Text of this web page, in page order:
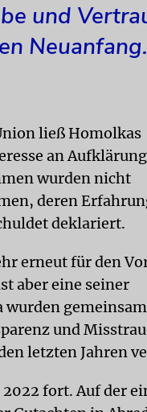
und
Neuanfang.
ließ Homolkas
an
wurden nicht
deren
deklariert.
erneut für den
aber eine seiner
und
letzten Jahren
fort. Auf der